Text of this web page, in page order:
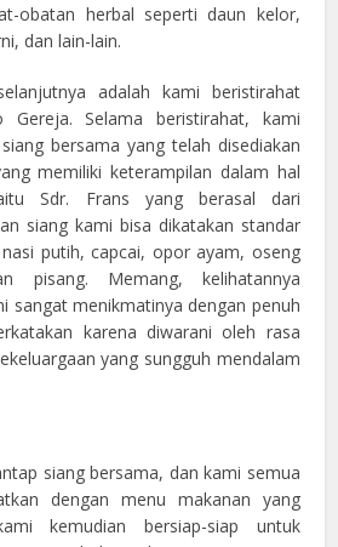
obatan herbal seperti daun kelor,
dan lain-lain.
adalah kami beristirahat
Gereja. Selama beristirahat, kami
bersama yang telah disediakan
memiliki keterampilan dalam hal
Sdr. Frans yang berasal dari
siang kami bisa dikatakan standar
putih, capcai, opor ayam, oseng
pisang. Memang, kelihatannya
sangat menikmatinya dengan penuh
karena diwarani oleh rasa
yang sungguh mendalam
siang bersama, dan kami semua
dengan menu makanan yang
kemudian bersiap-siap untuk